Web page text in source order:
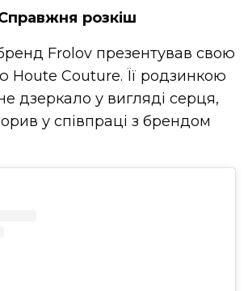
розкіш
Frolov презентував свою
Houte Couture. Її родзинкою
дзеркало у вигляді серця,
у співпраці з брендом